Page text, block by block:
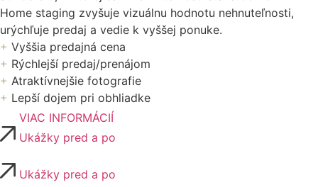
Home staging zvyšuje vizuálnu hodnotu nehnuteľnosti,
urýchľuje predaj a vedie k vyššej ponuke.
+ Vyššia predajná cena
+ Rýchlejší predaj/prenájom
+ Atraktívnejšie fotografie
+ Lepší dojem pri obhliadke
VIAC INFORMÁCIÍ
Ukážky pred a po
Ukážky pred a po